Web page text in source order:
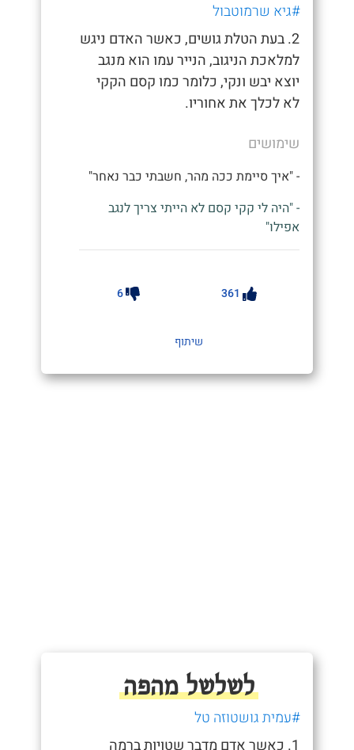
#גיא שרמוטבול
2. בעת הטלת גושים, כאשר האדם ניגש
למלאכת הניגוב, הנייר עמו הוא מנגב
יוצא יבש ונקי, כלומר כמו קסם הקקי
לא לכלך את אחוריו.
שימושים
- "איך סיימת ככה מהר, חשבתי כבר נאחר"
- "היה לי קקי קסם לא הייתי צריך לנגב
אפילו"
361
6
שיתוף
לשלשל מהפה
#עמית גושטוזה טל
1. כאשר אדם מדבר שטויות ברמה